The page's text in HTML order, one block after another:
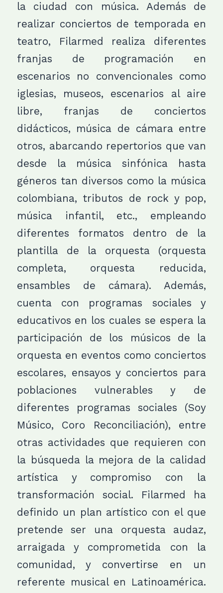
la ciudad con música. Además de
realizar conciertos de temporada en
teatro, Filarmed realiza diferentes
franjas de programación en
escenarios no convencionales como
iglesias, museos, escenarios al aire
libre, franjas de conciertos
didácticos, música de cámara entre
otros, abarcando repertorios que van
desde la música sinfónica hasta
géneros tan diversos como la música
colombiana, tributos de rock y pop,
música infantil, etc., empleando
diferentes formatos dentro de la
plantilla de la orquesta (orquesta
completa, orquesta reducida,
ensambles de cámara). Además,
cuenta con programas sociales y
educativos en los cuales se espera la
participación de los músicos de la
orquesta en eventos como conciertos
escolares, ensayos y conciertos para
poblaciones vulnerables y de
diferentes programas sociales (Soy
Músico, Coro Reconciliación), entre
otras actividades que requieren con
la búsqueda la mejora de la calidad
artística y compromiso con la
transformación social. Filarmed ha
definido un plan artístico con el que
pretende ser una orquesta audaz,
arraigada y comprometida con la
comunidad, y convertirse en un
referente musical en Latinoamérica.